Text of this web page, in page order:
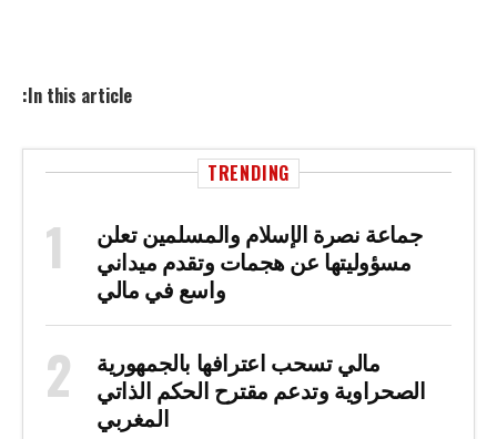
In this article:
TRENDING
جماعة نصرة الإسلام والمسلمين تعلن
مسؤوليتها عن هجمات وتقدم ميداني
واسع في مالي
مالي تسحب اعترافها بالجمهورية
الصحراوية وتدعم مقترح الحكم الذاتي
المغربي